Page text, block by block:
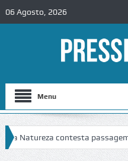
06 Agosto, 2026
Menu
contesta passagem da Volta